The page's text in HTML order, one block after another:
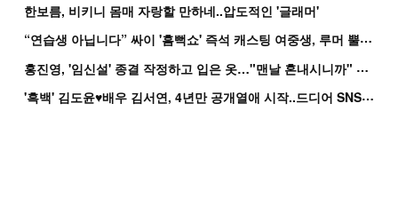
한보름, 비키니 몸매 자랑할 만하네..압도적인 '글래머'
“
연습생 아닙니다” 싸이 '흠뻑쇼' 즉석 캐스팅 여중생, 루머 뿔났다[Oh!쎈 이...
홍
진영, '임신설' 종결 작정하고 입은 옷…"맨날 혼내시니까" 억울
'
흑백' 김도윤♥배우 김서연, 4년만 공개열애 시작..드디어 SNS에 노출 [핫피...